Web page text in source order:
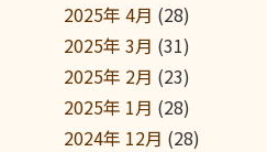
2025年 4月 (28)
2025年 3月 (31)
2025年 2月 (23)
2025年 1月 (28)
2024年 12月 (28)